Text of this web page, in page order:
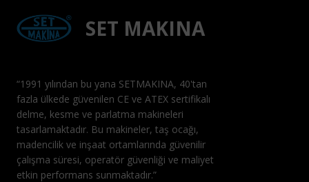
VE
PNÖMATIK
SET MAKINA
“1991 yılından bu yana SETMAKINA, 40'tan
fazla ülkede güvenilen CE ve ATEX sertifikalı
delme, kesme ve parlatma makineleri
tasarlamaktadır. Bu makineler, taş ocağı,
madencilik ve inşaat ortamlarında güvenilir
çalışma süresi, operatör güvenliği ve maliyet
etkin performans sunmaktadır.”